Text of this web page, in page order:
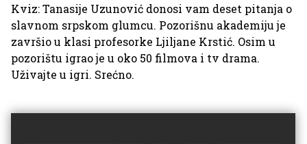
Kviz: Tanasije Uzunović donosi vam deset pitanja o
slavnom srpskom glumcu. Pozorišnu akademiju je
završio u klasi profesorke Ljiljane Krstić. Osim u
pozorištu igrao je u oko 50 filmova i tv drama.
Uživajte u igri. Srećno.